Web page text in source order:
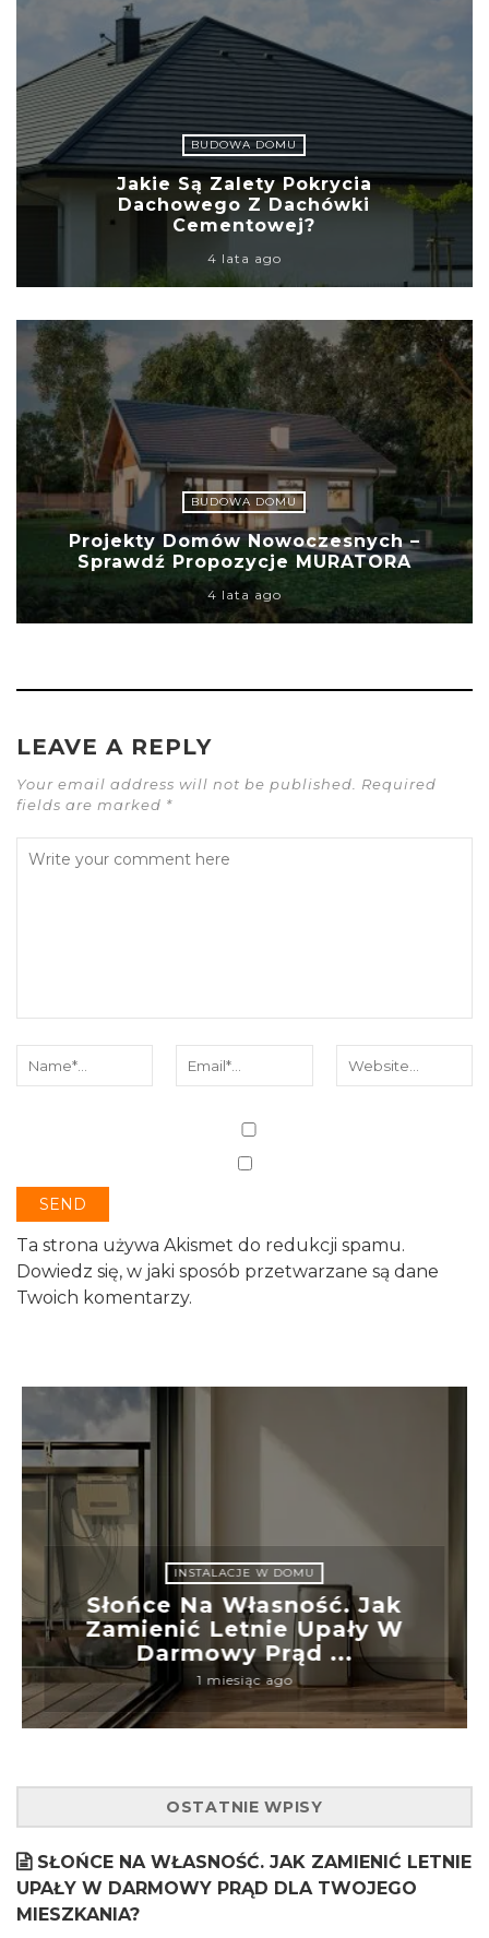
BUDOWA DOMU
Jakie Są Zalety Pokrycia
Dachowego Z Dachówki
Cementowej?
4 lata ago
BUDOWA DOMU
Projekty Domów Nowoczesnych –
Sprawdź Propozycje MURATORA
4 lata ago
LEAVE A REPLY
Your email address will not be published. Required
fields are marked *
Ta strona używa Akismet do redukcji spamu.
Dowiedz się, w jaki sposób przetwarzane są dane
Twoich komentarzy.
INSTALACJE W DOMU
Słońce Na Własność. Jak
Zamienić Letnie Upały W
Darmowy Prąd ...
1 miesiąc ago
OSTATNIE WPISY
SŁOŃCE NA WŁASNOŚĆ. JAK ZAMIENIĆ LETNIE
UPAŁY W DARMOWY PRĄD DLA TWOJEGO
MIESZKANIA?